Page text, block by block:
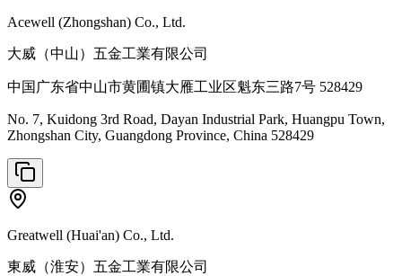
Acewell (Zhongshan) Co., Ltd.
大威（中山）五金工業有限公司
中国广东省中山市黄圃镇大雁工业区魁东三路7号 528429
No. 7, Kuidong 3rd Road, Dayan Industrial Park, Huangpu Town,
Zhongshan City, Guangdong Province, China 528429
Greatwell (Huai'an) Co., Ltd.
東威（淮安）五金工業有限公司